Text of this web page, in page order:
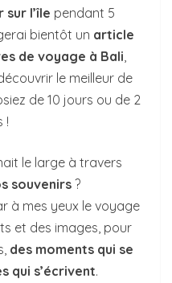
l’île pendant 5
bientôt un article
de voyage à Bali
le meilleur de
de 10 jours ou de 2
!
le large à travers
souvenirs ?
à mes yeux le voyage
et des images, pour
des moments qui se
qui s’écrivent.